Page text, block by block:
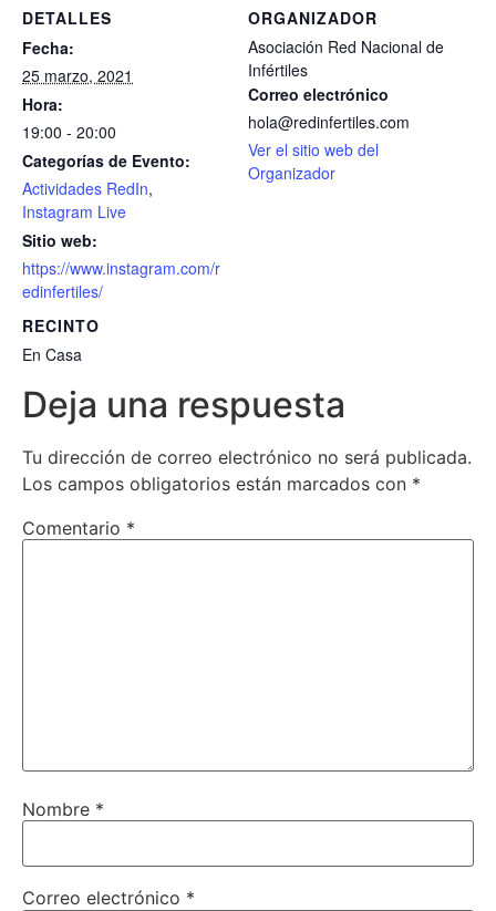
DETALLES
Fecha:
25 marzo, 2021
Hora:
19:00 - 20:00
Categorías de Evento:
Actividades RedIn,
Instagram Live
Sitio web:
https://www.instagram.com/r
edinfertiles/
RECINTO
En Casa
ORGANIZADOR
Asociación Red Nacional de
Infértiles
Correo electrónico
hola@redinfertiles.com
Ver el sitio web del
Organizador
Deja una respuesta
Tu dirección de correo electrónico no será publicada.
Los campos obligatorios están marcados con *
Comentario *
Nombre *
Correo electrónico *